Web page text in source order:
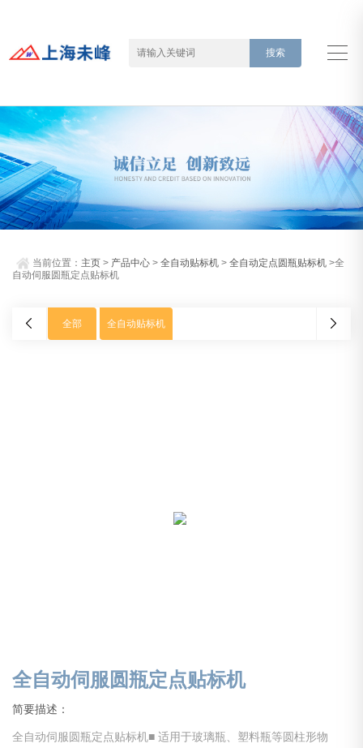
当前位置： 主页 > 产品中心 >全自动贴标机 >全自动定点圆瓶贴标机 >全
自动伺服圆瓶定点贴标机
全部 全自动贴标机
全自动伺服圆瓶定点贴标机
简要描述：
全自动伺服圆瓶定点贴标机■ 适用于玻璃瓶、塑料瓶等圆柱形物